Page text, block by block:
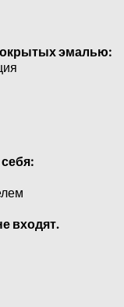
эмалью:
входят.